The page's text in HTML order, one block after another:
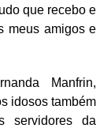
que recebo e
meus amigos e
Manfrin,
idosos também
servidores da